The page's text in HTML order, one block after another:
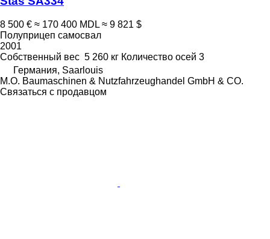
8 500 € ≈ 170 400 MDL ≈ 9 821 $
Полуприцеп самосвал
2001
Собственный вес 5 260 кг Количество осей 3
Германия, Saarlouis
M.O. Baumaschinen & Nutzfahrzeughandel GmbH & CO.
Связаться с продавцом